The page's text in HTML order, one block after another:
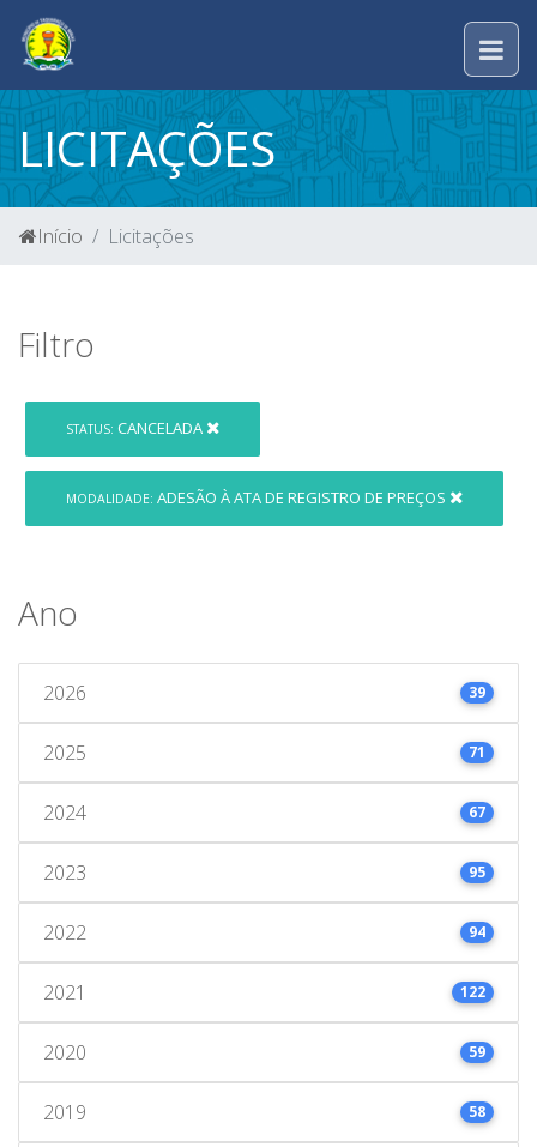
LICITAÇÕES
Início Licitações
Filtro
STATUS: CANCELADA
MODALIDADE: ADESÃO À ATA DE REGISTRO DE PREÇOS
Ano
2026 39
2025 71
2024 67
2023 95
2022 94
2021 122
2020 59
2019 58